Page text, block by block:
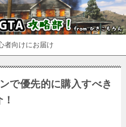
者向けにお届け
で優先的に購入すべき